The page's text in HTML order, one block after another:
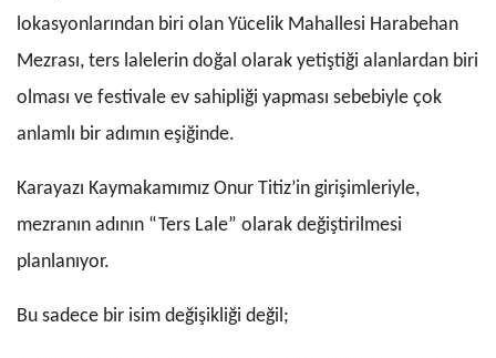
lokasyonlarından biri olan Yücelik Mahallesi Harabehan
Mezrası, ters lalelerin doğal olarak yetiştiği alanlardan biri
olması ve festivale ev sahipliği yapması sebebiyle çok
anlamlı bir adımın eşiğinde.
Karayazı Kaymakamımız Onur Titiz’in girişimleriyle,
mezranın adının “Ters Lale” olarak değiştirilmesi
planlanıyor.
Bu sadece bir isim değişikliği değil;